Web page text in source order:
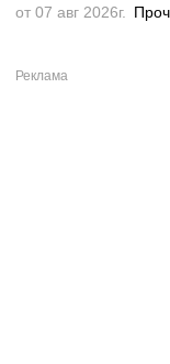
от 07 авг 2026г.